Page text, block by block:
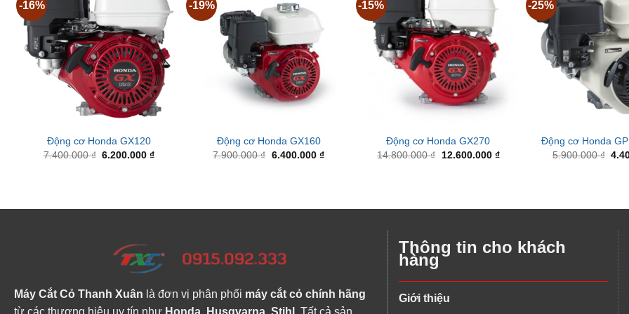
-16%
Động cơ Honda GX120
7.400.000₫ Original
6.200.000₫Current
-19%
Động cơ Honda GX160
7.900.000₫ Original
6.400.000 ₫Current
-15%
Động cơ Honda GX270
14.800.000₫
Original
12.600.000 ₫Current
-25%
Động cơ Honda
5.900.000₫
Máy Cắt Cỏ Thanh Xuân là đơn vị phân phối máy cắt cỏ chính hãng
Thông tin cho khách
hàng
Giới thiệu